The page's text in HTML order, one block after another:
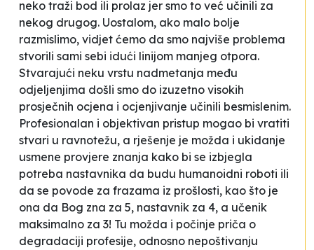
neko traži bod ili prolaz jer smo to već učinili za
nekog drugog. Uostalom, ako malo bolje
razmislimo, vidjet ćemo da smo najviše problema
stvorili sami sebi idući linijom manjeg otpora.
Stvarajući neku vrstu nadmetanja među
odjeljenjima došli smo do izuzetno visokih
prosječnih ocjena i ocjenjivanje učinili besmislenim.
Profesionalan i objektivan pristup mogao bi vratiti
stvari u ravnotežu, a rješenje je možda i ukidanje
usmene provjere znanja kako bi se izbjegla
potreba nastavnika da budu humanoidni roboti ili
da se povode za frazama iz prošlosti, kao što je
ona da Bog zna za 5, nastavnik za 4, a učenik
maksimalno za 3! Tu možda i počinje priča o
degradaciji profesije, odnosno nepoštivanju